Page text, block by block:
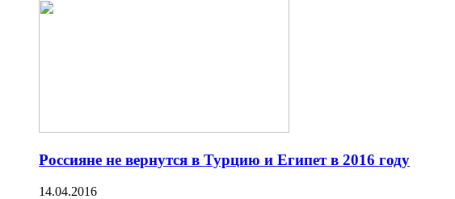
Россияне не вернутся в Турцию и Египет в 2016 году
14.04.2016